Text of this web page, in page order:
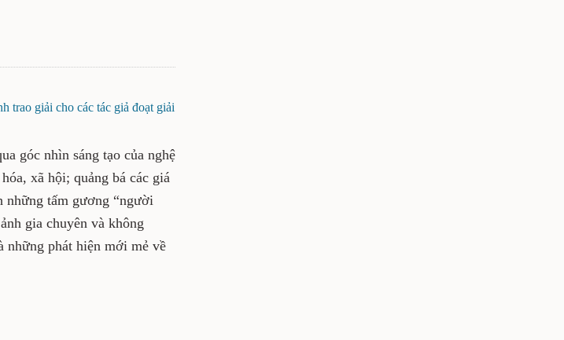
giải cho các tác giả đoạt giải
góc nhìn sáng tạo của nghệ
xã hội; quảng bá các giá
những tấm gương “người
gia chuyên và không
những phát hiện mới mẻ về